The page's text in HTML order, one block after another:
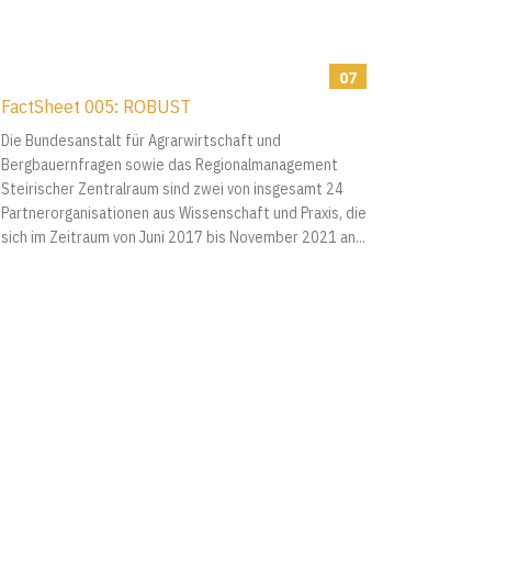
07
FactSheet 005: ROBUST
Die Bundesanstalt für Agrarwirtschaft und
Bergbauernfragen sowie das Regionalmanagement
Steirischer Zentralraum sind zwei von insgesamt 24
Partnerorganisationen aus Wissenschaft und Praxis, die
sich im Zeitraum von Juni 2017 bis November 2021 an...